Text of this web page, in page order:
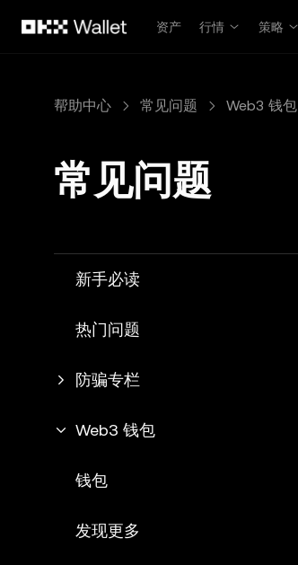
资产
行情 策略
帮助中心 常见问题 Web3 钱包
常见问题
新手必读
热门问题
防骗专栏
Web3 钱包
钱包
发现更多